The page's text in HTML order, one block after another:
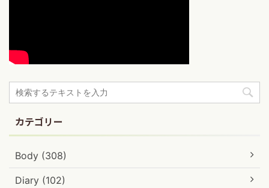
カテゴリー
Body (308)
Diary (102)